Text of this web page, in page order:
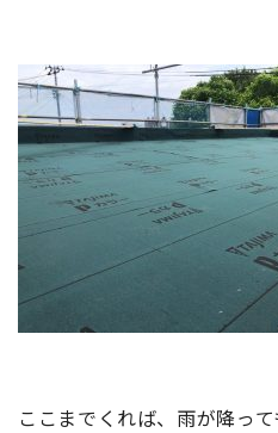
ここまでくれば、雨が降って